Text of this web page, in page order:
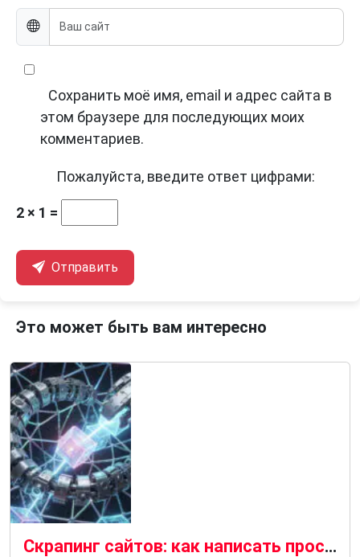
Сохранить моё имя, email и адрес сайта в
этом браузере для последующих моих
комментариев.
Пожалуйста, введите ответ цифрами:
2 × 1 =
Отправить
Это может быть вам интересно
Скрапинг сайтов: как написать простой парсер на Python